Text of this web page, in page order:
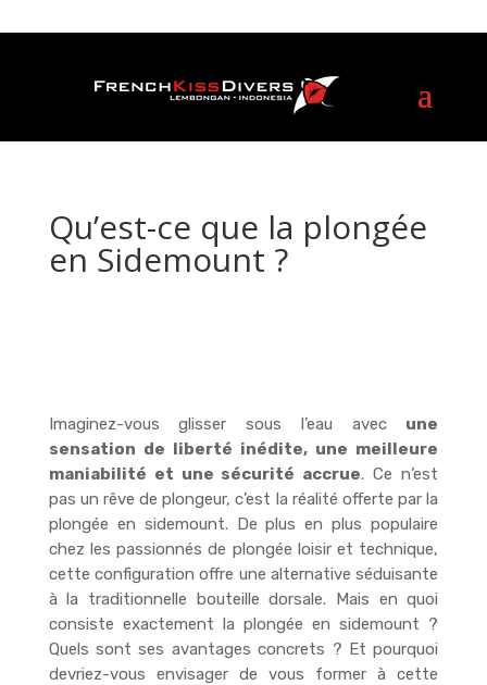
Qu’est-ce que la plongée
en Sidemount ?
Imaginez-vous glisser sous l’eau avec une
sensation de liberté inédite, une meilleure
maniabilité et une sécurité accrue. Ce n’est
pas un rêve de plongeur, c’est la réalité offerte par la
plongée en sidemount. De plus en plus populaire
chez les passionnés de plongée loisir et technique,
cette configuration offre une alternative séduisante
à la traditionnelle bouteille dorsale. Mais en quoi
consiste exactement la plongée en sidemount ?
Quels sont ses avantages concrets ? Et pourquoi
devriez-vous envisager de vous former à cette